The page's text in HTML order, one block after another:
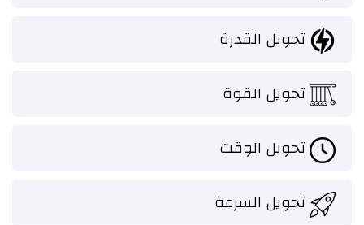
تحويل القدرة
تحويل القوة
تحويل الوقت
تحويل السرعة